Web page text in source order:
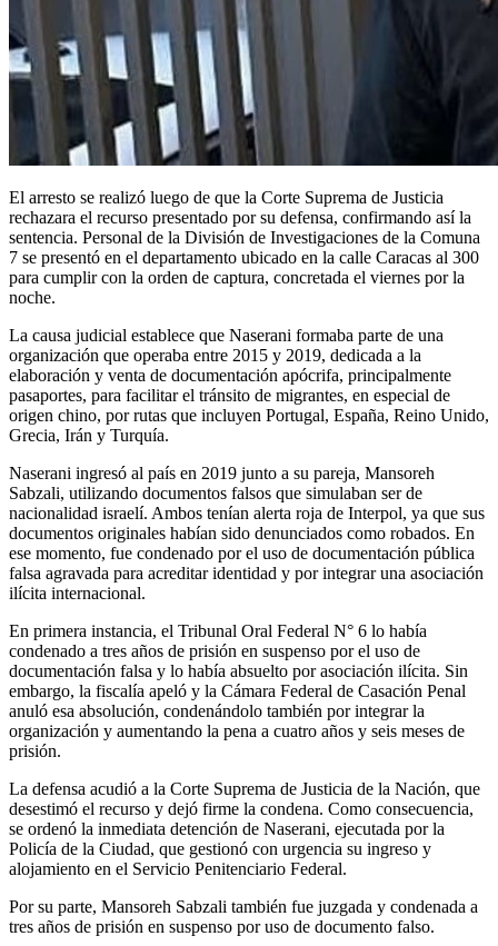
El arresto se realizó luego de que la Corte Suprema de Justicia
rechazara el recurso presentado por su defensa, confirmando así la
sentencia. Personal de la División de Investigaciones de la Comuna
7 se presentó en el departamento ubicado en la calle Caracas al 300
para cumplir con la orden de captura, concretada el viernes por la
noche.
La causa judicial establece que Naserani formaba parte de una
organización que operaba entre 2015 y 2019, dedicada a la
elaboración y venta de documentación apócrifa, principalmente
pasaportes, para facilitar el tránsito de migrantes, en especial de
origen chino, por rutas que incluyen Portugal, España, Reino Unido,
Grecia, Irán y Turquía.
Naserani ingresó al país en 2019 junto a su pareja, Mansoreh
Sabzali, utilizando documentos falsos que simulaban ser de
nacionalidad israelí. Ambos tenían alerta roja de Interpol, ya que sus
documentos originales habían sido denunciados como robados. En
ese momento, fue condenado por el uso de documentación pública
falsa agravada para acreditar identidad y por integrar una asociación
ilícita internacional.
En primera instancia, el Tribunal Oral Federal N° 6 lo había
condenado a tres años de prisión en suspenso por el uso de
documentación falsa y lo había absuelto por asociación ilícita. Sin
embargo, la fiscalía apeló y la Cámara Federal de Casación Penal
anuló esa absolución, condenándolo también por integrar la
organización y aumentando la pena a cuatro años y seis meses de
prisión.
La defensa acudió a la Corte Suprema de Justicia de la Nación, que
desestimó el recurso y dejó firme la condena. Como consecuencia,
se ordenó la inmediata detención de Naserani, ejecutada por la
Policía de la Ciudad, que gestionó con urgencia su ingreso y
alojamiento en el Servicio Penitenciario Federal.
Por su parte, Mansoreh Sabzali también fue juzgada y condenada a
tres años de prisión en suspenso por uso de documento falso.